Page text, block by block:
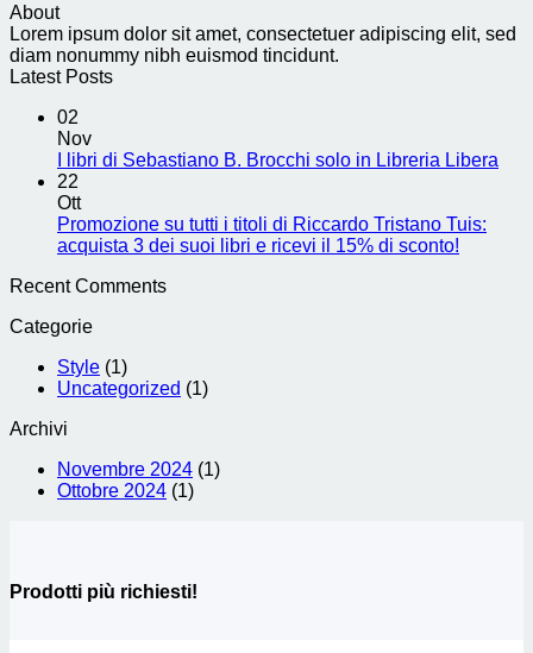
About
Lorem ipsum dolor sit amet, consectetuer adipiscing elit, sed
diam nonummy nibh euismod tincidunt.
Latest Posts
02
Nov
I libri di Sebastiano B. Brocchi solo in Libreria Libera
22
Ott
Promozione su tutti i titoli di Riccardo Tristano Tuis:
acquista 3 dei suoi libri e ricevi il 15% di sconto!
Recent Comments
Categorie
Style (1)
Uncategorized (1)
Archivi
Novembre 2024 (1)
Ottobre 2024 (1)
Prodotti più richiesti!